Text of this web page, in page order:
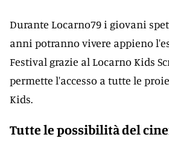
Durante Locarno79 i giovani
anni potranno vivere appieno
Festival grazie al Locarno Kids
permette l'accesso a tutte le
Kids.
Tutte le possibilità del